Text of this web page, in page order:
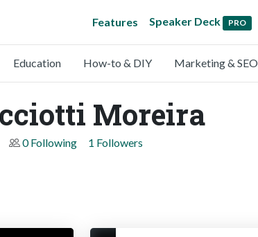
Features Speaker Deck PRO
Education How-to & DIY Marketing & SEO
Moreira
0 Following 1 Followers